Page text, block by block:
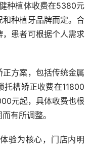
种植体收费在5380元
种植牙品牌而定。合
患者可根据个人需求
方案，包括传统金属
托槽矫正收费在11800
元起，具体收费也根
有所调整。
验为核心，门店内明